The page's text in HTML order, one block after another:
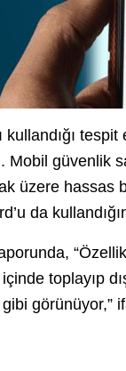
kullandığı
Mobil güvenlik
üzere hassas
da
toplayıp
görünüyor,”